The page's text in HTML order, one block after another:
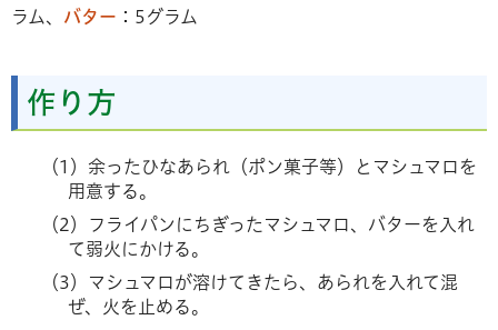
ラム、 バター ：5グラム
作り方
（1）余ったひなあられ（ポン菓子等）とマシュマロを
用意する。
（2）フライパンにちぎったマシュマロ、バターを入れ
て弱火にかける。
（3）マシュマロが溶けてきたら、あられを入れて混
ぜ、火を止める。